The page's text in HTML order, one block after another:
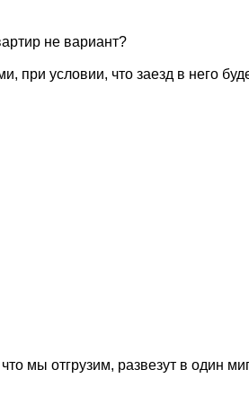
не вариант?
условии, что заезд в него
мы отгрузим, развезут в один